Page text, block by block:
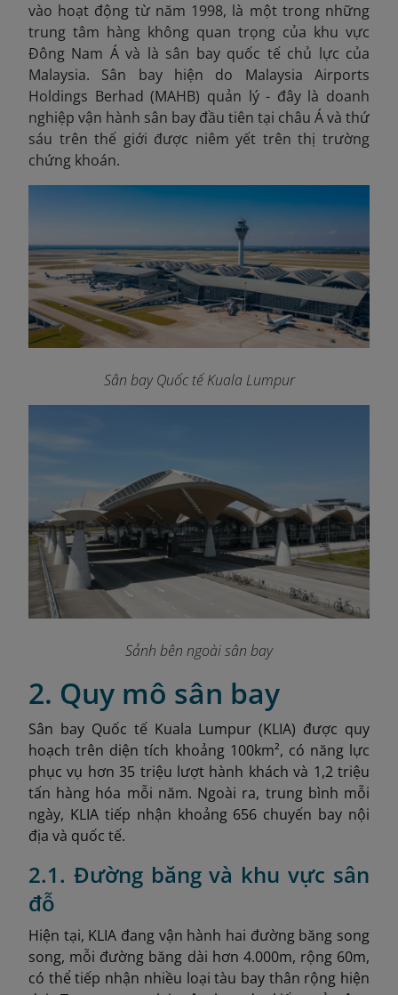
vào hoạt động từ năm 1998, là một trong những
trung tâm hàng không quan trọng của khu vực
Đông Nam Á và là sân bay quốc tế chủ lực của
Malaysia. Sân bay hiện do Malaysia Airports
Holdings Berhad (MAHB) quản lý - đây là doanh
nghiệp vận hành sân bay đầu tiên tại châu Á và thứ
sáu trên thế giới được niêm yết trên thị trường
chứng khoán.
Sân bay Quốc tế Kuala Lumpur
Sảnh bên ngoài sân bay
2. Quy mô sân bay
Sân bay Quốc tế Kuala Lumpur (KLIA) được quy
hoạch trên diện tích khoảng 100km², có năng lực
phục vụ hơn 35 triệu lượt hành khách và 1,2 triệu
tấn hàng hóa mỗi năm. Ngoài ra, trung bình mỗi
ngày, KLIA tiếp nhận khoảng 656 chuyến bay nội
địa và quốc tế.
2.1. Đường băng và khu vực sân
đỗ
Hiện tại, KLIA đang vận hành hai đường băng song
song, mỗi đường băng dài hơn 4.000m, rộng 60m,
có thể tiếp nhận nhiều loại tàu bay thân rộng hiện